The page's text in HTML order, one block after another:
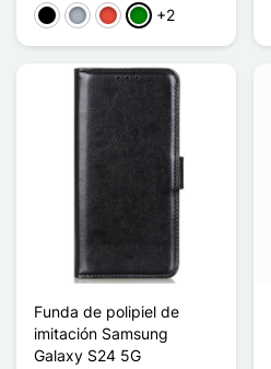
NegroGris RojoVerde
+2
Funda de polipiel de
imitación Samsung
Galaxy S24 5G